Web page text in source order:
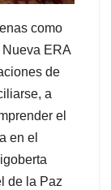
como
ERA
de
a
el
en el
de la Paz